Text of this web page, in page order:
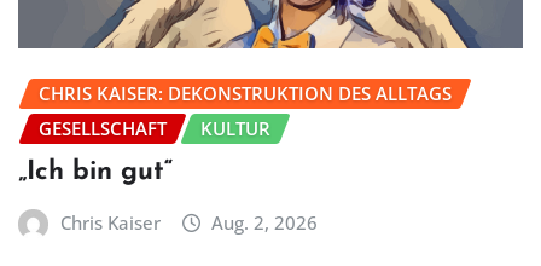
CHRIS KAISER: DEKONSTRUKTION DES ALLTAGS
GESELLSCHAFT
KULTUR
„Ich bin gut“
Chris Kaiser Aug. 2, 2026